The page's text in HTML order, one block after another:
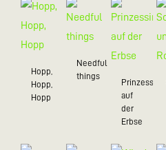
Hopp,
Hopp,
Hopp
Needful
things
Prinzessin
auf
der
Erbse